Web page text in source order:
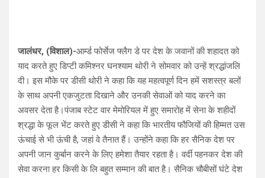
जालंधर, (विशाल)-आर्म्ड फोर्सेज फ्लैग डे पर देश के जवानों की शहादत को
याद करते हुए डिप्टी कमिश्नर घनश्याम थोरी ने सोमवार को उन्हें श्रद्धांजलि
दी। इस मौके पर डीसी थोरी ने कहा कि यह महत्वपूर्ण दिन हमें सशस्त्र बलों
के साथ अपनी एकजुटता दिखाने और उनकी सेवाओं को याद करने का
अवसर देता है।पंजाब स्टेट वार मेमोरियल में हुए समारोह में सेना के शहीदों
श्रद्धा के फूल भेंट करते हुए डीसी ने कहा कि भारतीय फौजियों की हिम्मत उस
ऊंचाई से भी ऊंची है, जहां वे तैनात हैं। उन्होंने कहा कि हर सैनिक देश पर
अपनी जान कुर्बान करने के लिए हमेशा तैयार रहता है। वर्दी पहनकर देश की
सेवा करना हर किसी के लि बहुत सम्मान की बात है। सैनिक चौबीसों घंटे देश